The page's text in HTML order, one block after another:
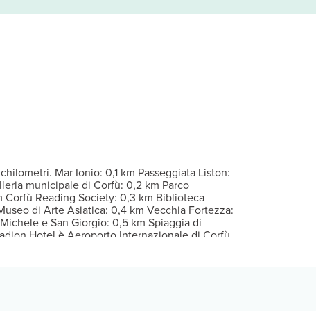
Mar Ionio: 0,1 km Passeggiata Liston:
municipale di Corfù: 0,2 km Parco
Reading Society: 0,3 km Biblioteca
di Arte Asiatica: 0,4 km Vecchia Fortezza:
e San Giorgio: 0,5 km Spiaggia di
Hotel è Aeroporto Internazionale di Corfù
con materasso memory foam e biancheria in cotone
con il tuo drink preferito! Presso questa struttura